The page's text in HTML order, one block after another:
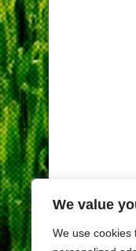
We value
We use cookies